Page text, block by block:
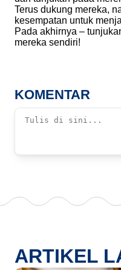
Terus dukung mereka,
kesempatan untuk
Pada akhirnya –
mereka sendiri!
KOMENTAR
ARTIKEL